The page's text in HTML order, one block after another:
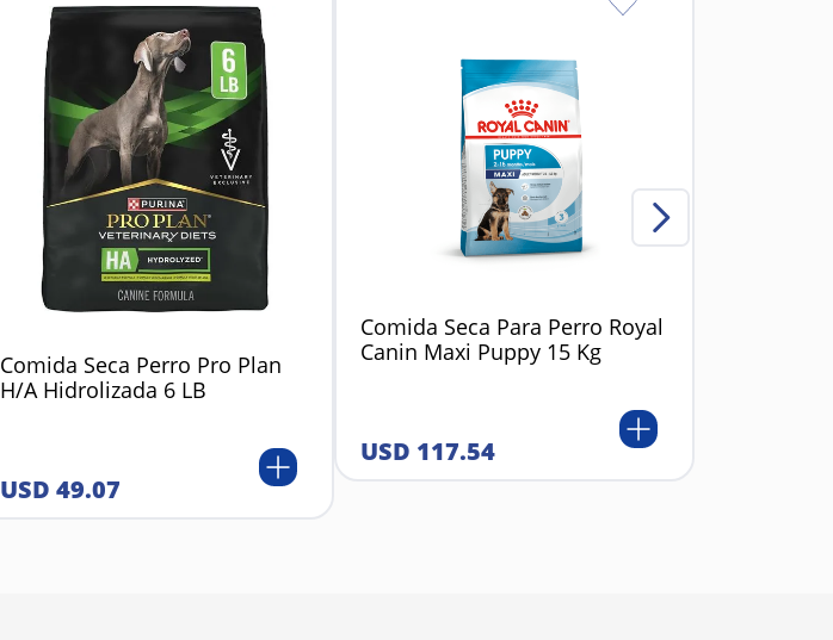
Comida Seca Perro Pro Plan
H/A Hidrolizada 6 LB
USD 49.07
Comida Seca Para Perro Royal
Canin Maxi Puppy 15 Kg
USD 117.54